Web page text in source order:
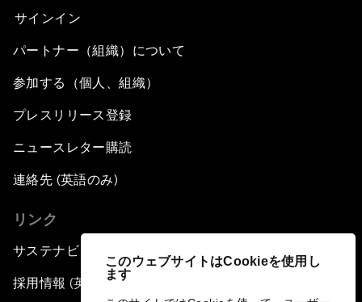
このウェブサイトはCookieを使用し
ます
サインイン
パートナー（組織）について
参加する（個人、組織）
プレスリリース登録
ニュースレター購読
連絡先 (英語のみ)
リンク
サステナビリティへの取り組み
採用情報 (英語のみ)